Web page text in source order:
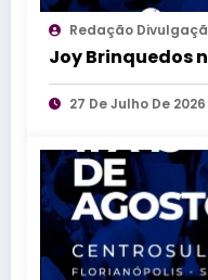
Redação
Joy Brinquedos
27 De Julho De 2026